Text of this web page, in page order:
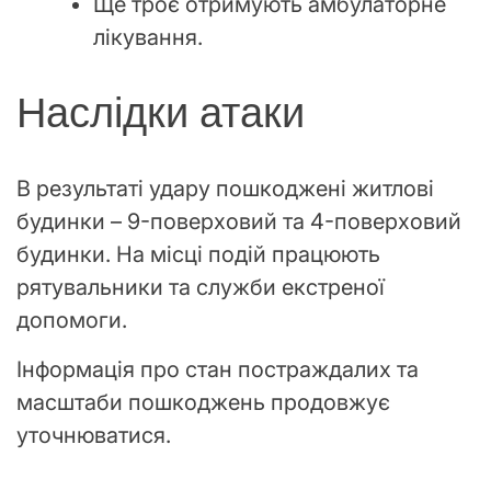
лікування.
Наслідки атаки
В результаті удару пошкоджені житлові
будинки – 9-поверховий та 4-поверховий
будинки. На місці подій працюють
рятувальники та служби екстреної
допомоги.
Інформація про стан постраждалих та
масштаби пошкоджень продовжує
уточнюватися.